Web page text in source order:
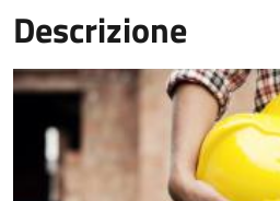
Descrizione